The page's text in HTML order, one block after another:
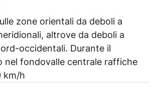
zone orientali da deboli a
altrove da deboli a
occidentali. Durante il
nel fondovalle centrale raffiche
km/h